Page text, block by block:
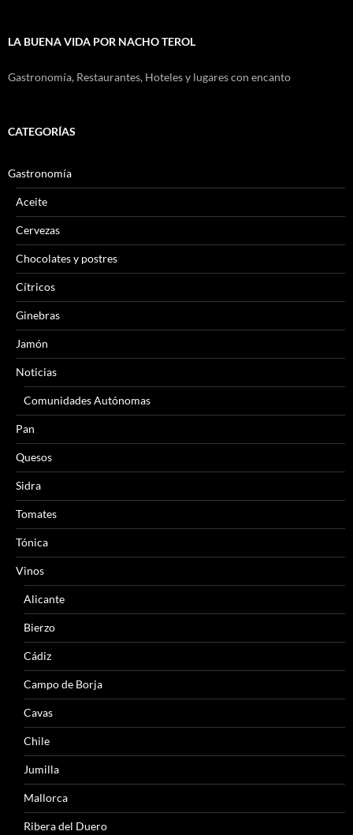
LA BUENA VIDA POR NACHO TEROL
Gastronomía, Restaurantes, Hoteles y lugares con encanto
CATEGORÍAS
Gastronomía
Aceite
Cervezas
Chocolates y postres
Cítricos
Ginebras
Jamón
Noticias
Comunidades Autónomas
Pan
Quesos
Sidra
Tomates
Tónica
Vinos
Alicante
Bierzo
Cádiz
Campo de Borja
Cavas
Chile
Jumilla
Mallorca
Ribera del Duero